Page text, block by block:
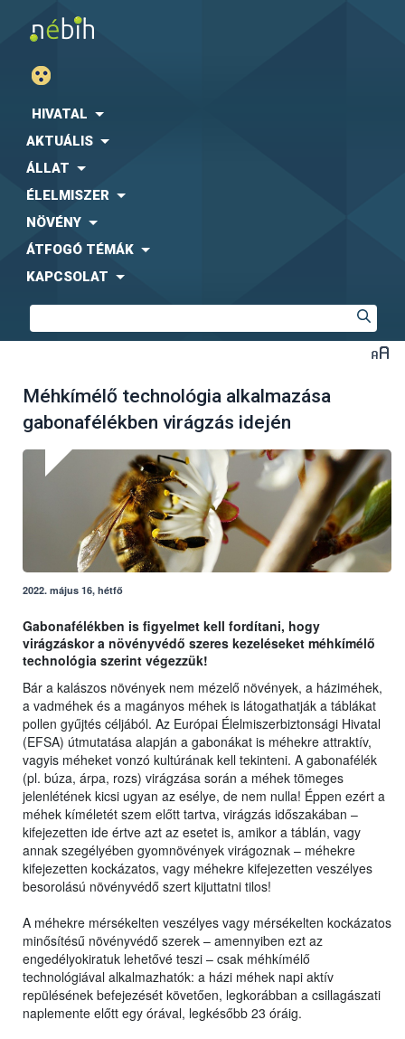
HIVATAL
AKTUÁLIS
ÁLLAT
ÉLELMISZER
NÖVÉNY
ÁTFOGÓ TÉMÁK
KAPCSOLAT
Méhkímélő technológia alkalmazása
gabonafélékben virágzás idején
2022. május 16, hétfő
Gabonafélékben is figyelmet kell fordítani, hogy
virágzáskor a növényvédő szeres kezeléseket méhkímélő
technológia szerint végezzük!
Bár a kalászos növények nem mézelő növények, a háziméhek,
a vadméhek és a magányos méhek is látogathatják a táblákat
pollen gyűjtés céljából. Az Európai Élelmiszerbiztonsági Hivatal
(EFSA) útmutatása alapján a gabonákat is méhekre attraktív,
vagyis méheket vonzó kultúrának kell tekinteni. A gabonafélék
(pl. búza, árpa, rozs) virágzása során a méhek tömeges
jelenlétének kicsi ugyan az esélye, de nem nulla! Éppen ezért a
méhek kíméletét szem előtt tartva, virágzás időszakában –
kifejezetten ide értve azt az esetet is, amikor a táblán, vagy
annak szegélyében gyomnövények virágoznak – méhekre
kifejezetten kockázatos, vagy méhekre kifejezetten veszélyes
besorolású növényvédő szert kijuttatni tilos!
A méhekre mérsékelten veszélyes vagy mérsékelten kockázatos
minősítésű növényvédő szerek – amennyiben ezt az
engedélyokiratuk lehetővé teszi – csak méhkímélő
technológiával alkalmazhatók: a házi méhek napi aktív
repülésének befejezését követően, legkorábban a csillagászati
naplemente előtt egy órával, legkésőbb 23 óráig.